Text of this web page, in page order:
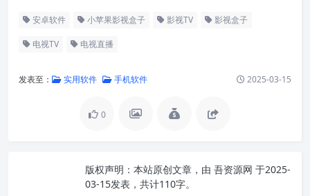
安卓软件 小苹果影视盒子 影视TV 影视盒子
电视TV 电视直播
发表至： 实用软件 手机软件 2025-03-15
0
版权声明： 本站原创文章，由 吾资源网 于2025-
03-15发表，共计110字。